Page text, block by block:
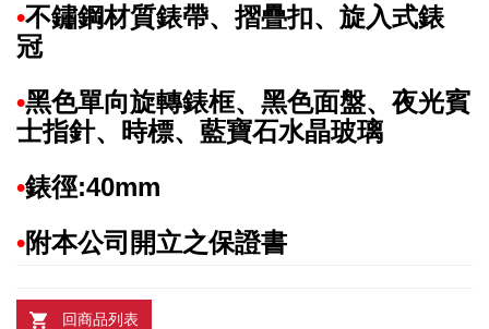
•不鏽鋼材質錶帶、摺疊扣、旋入式錶
冠
•黑色單向旋轉錶框、 黑色面盤、夜光賓
士指針、時標、 藍寶石水晶玻璃
•錶徑:40mm
•附本公司開立之保證書
回商品列表